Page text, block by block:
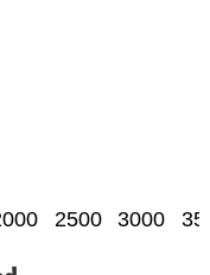
2500 3000